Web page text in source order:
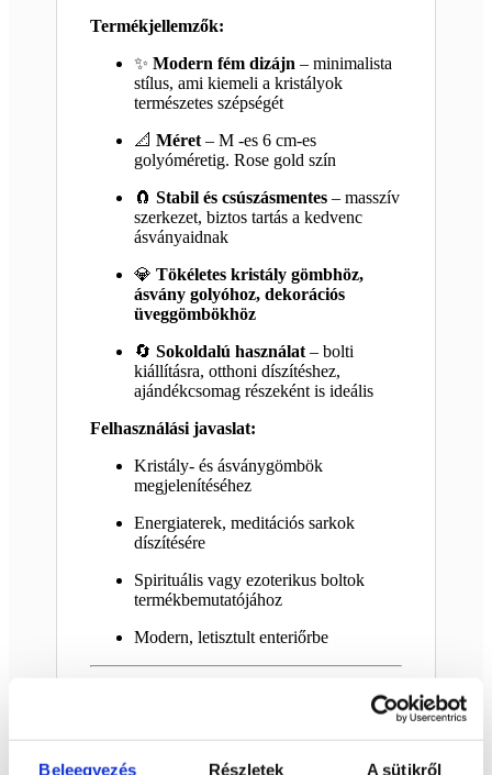
Beleegyezés Részletek A sütikről
Termékjellemzők:
✨Modern fém dizájn – minimalista
stílus, ami kiemeli a kristályok
természetes szépségét
📐Méret – M -es 6 cm-es
golyóméretig. Rose gold szín
🧲Stabil és csúszásmentes – masszív
szerkezet, biztos tartás a kedvenc
ásványaidnak
💎Tökéletes kristály gömbhöz,
ásvány golyóhoz, dekorációs
üveggömbökhöz
🔄Sokoldalú használat – bolti
kiállításra, otthoni díszítéshez,
ajándékcsomag részeként is ideális
Felhasználási javaslat:
Kristály- és ásványgömbök
megjelenítéséhez
Energiaterek, meditációs sarkok
díszítésére
Spirituális vagy ezoterikus boltok
termékbemutatójához
Modern, letisztult enteriőrbe